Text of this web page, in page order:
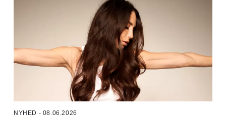
NYHED - 08.06.2026